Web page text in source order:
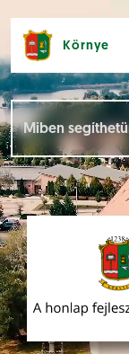
Környe
Hírek [
Események []
Dokumentumok []
Aloldalak [ ]